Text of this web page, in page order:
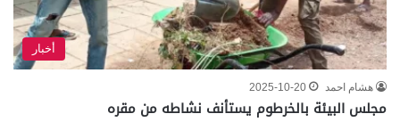
أخبار
هشام احمد 2025-10-20
مجلس البيئة بالخرطوم يستأنف نشاطه من مقره